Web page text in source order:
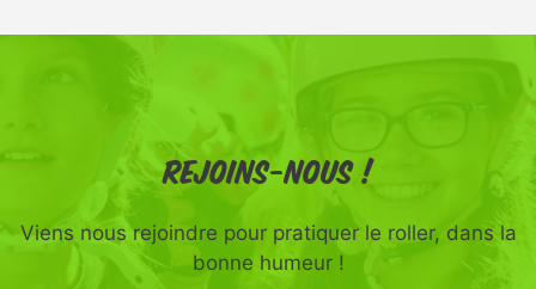
Rejoins-nous !
Viens nous rejoindre pour pratiquer le roller, dans la
bonne humeur !